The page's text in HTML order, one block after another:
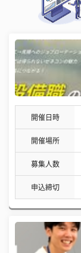
開催日時
開催場所
募集人数
申込締切